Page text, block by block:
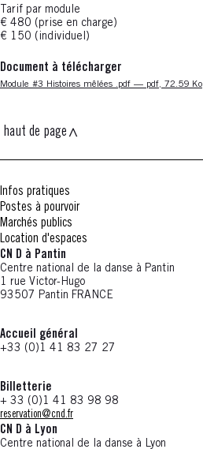
Tarif par module
€ 480 (prise en charge)
€ 150 (individuel)
Document à télécharger
Nouvelle fenêtre
Module #3 Histoires mêlées .pdf — pdf, 72.59 Ko
haut de page
Infos pratiques
Postes à pourvoir
Marchés publics
Location d'espaces
CN D à Pantin
Centre national de la danse à Pantin
1 rue Victor-Hugo
93507 Pantin FRANCE
Accueil général
+33 (0)1 41 83 27 27
Billetterie
+ 33 (0)1 41 83 98 98
reservation@cnd.fr
CN D à Lyon
Centre national de la danse à Lyon